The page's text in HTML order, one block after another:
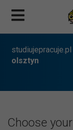
studiujepracuje.pl
olsztyn
Choose your